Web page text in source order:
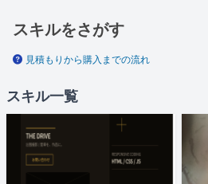
スキルをさがす
見積もりから購入までの流れ
スキル一覧